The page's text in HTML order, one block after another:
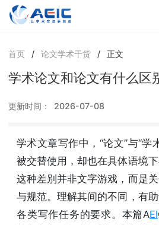
首页 / 论文学术干货 / 正文
学术论文和论文有什么区
更新时间： 2026-07-08
学术文章写作中，“论文”与“学
被交替使用，却也在具体语境下
这种差别并非文字游戏，而是
与规范。理解其间的不同，有
各类写作任务的要求。本篇AEI